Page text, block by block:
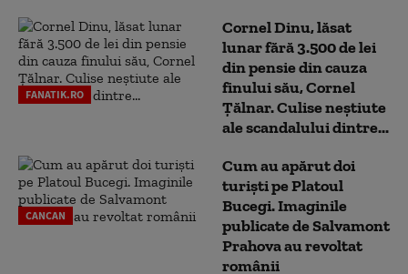
FANATIK.RO
Cornel Dinu, lăsat
lunar fără 3.500 de lei
din pensie din cauza
finului său, Cornel
Țălnar. Culise neștiute
ale scandalului dintre...
CANCAN
Cum au apărut doi
turiști pe Platoul
Bucegi. Imaginile
publicate de Salvamont
Prahova au revoltat
românii